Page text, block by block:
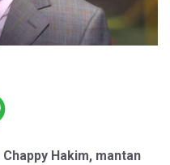
Hakim, mantan